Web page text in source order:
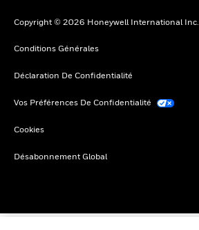
Copyright © 2026 Honeywell International Inc.
Conditions Générales
Déclaration De Confidentialité
Vos Préférences De Confidentialité
Cookies
Désabonnement Global